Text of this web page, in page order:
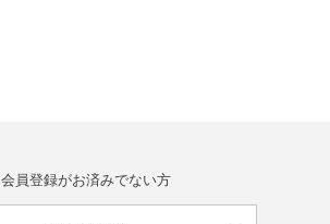
会員登録がお済みでない方